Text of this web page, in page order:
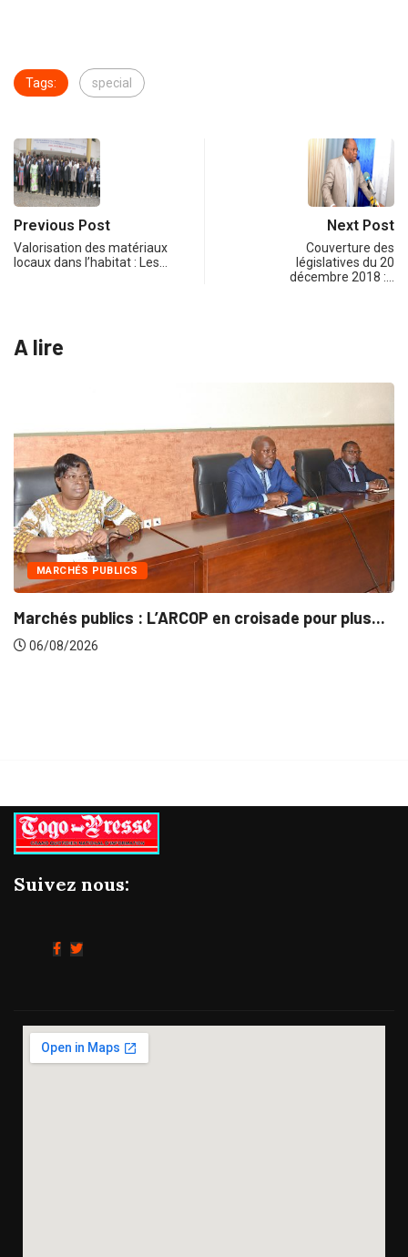
Tags: special
Previous Post
Valorisation des matériaux
locaux dans l’habitat : Les…
Next Post
Couverture des
législatives du 20
décembre 2018 :…
A lire
croisade pour plus...
Gestion concertée et
Suivez nous: